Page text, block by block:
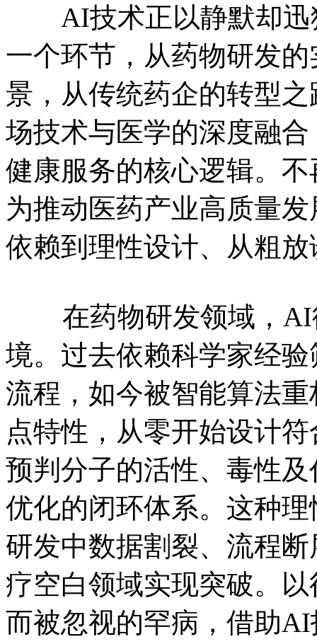
AI技术正以静默却迅
一个环节，从药物研发
景，从传统药企的转型
场技术与医学的深度融
健康服务的核心逻辑。
为推动医药产业高质量
依赖到理性设计、从粗
在药物研发领域，AI
境。过去依赖科学家经
流程，如今被智能算法
点特性，从零开始设计
预判分子的活性、毒性
优化的闭环体系。这种
研发中数据割裂、流程
疗空白领域实现突破。
而被忽视的罕病，借助